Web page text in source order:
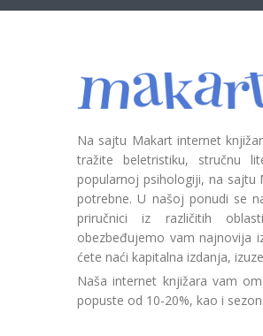
Na sajtu Makart internet
tražite beletristiku, stručnu
popularnoj psihologiji, na sajtu
potrebne. U našoj ponudi se
priručnici iz različitih
obezbeđujemo vam najnovija
ćete naći kapitalna izdanja,
Naša internet knjižara vam
popuste od 10-20%, kao i